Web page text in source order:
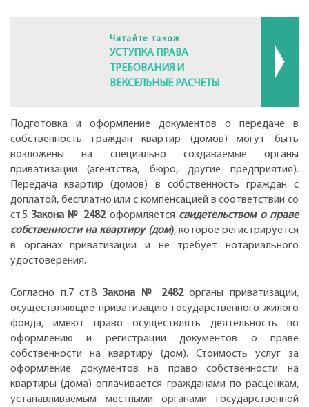
Читайте також
УСТУПКА ПРАВА
ТРЕБОВАНИЯ И
ВЕКСЕЛЬНЫЕ РАСЧЕТЫ
Подготовка и оформление документов о передаче в
собственность граждан квартир (домов) могут быть
возложены на специально создаваемые органы
приватизации (агентства, бюро, другие предприятия).
Передача квартир (домов) в собственность граждан с
доплатой, бесплатно или с компенсацией в соответствии со
ст.5 Закона № 2482оформляется свидетельством о праве
собственности на квартиру (дом), которое регистрируется
в органах приватизации и не требует нотариального
удостоверения.
Согласно п.7 ст.8 Закона № 2482органы приватизации,
осуществляющие приватизацию государственного жилого
фонда, имеют право осуществлять деятельность по
оформлению и регистрации документов о праве
собственности на квартиру (дом). Стоимость услуг за
оформление документов на право собственности на
квартиры (дома) оплачивается гражданами по расценкам,
устанавливаемым местными органами государственной